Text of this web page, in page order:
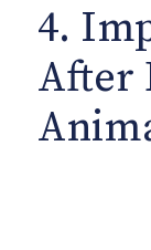
4.
After